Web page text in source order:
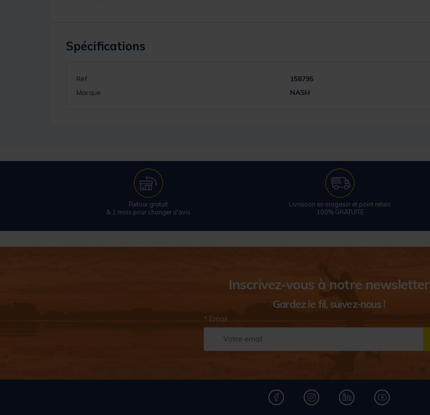
Spécifications
Réf.
158795
Marque
NASH
Retour gratuit
& 1 mois pour changer d'avis
Livraison en magasin et point relais
100% GRATUITE
Inscrivez-vous à notre newsletter
Gardez le fil, suivez-nous !
* Email